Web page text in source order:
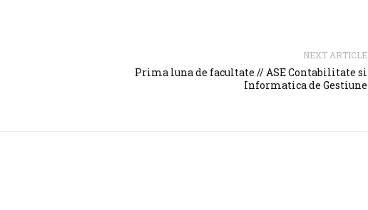
NEXT ARTICLE
Prima luna de facultate // ASE Contabilitate si
Informatica de Gestiune